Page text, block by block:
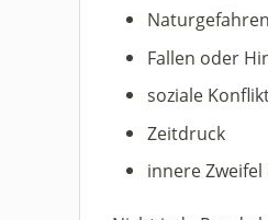
Naturgefahren
Fallen oder
soziale
Zeitdruck
innere